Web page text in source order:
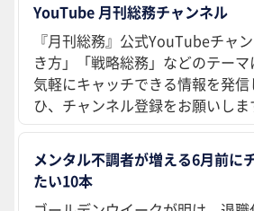
YouTube 月刊総務チャンネル
『月刊総務』公式YouTubeチャ
き方」「戦略総務」などのテー
気軽にキャッチできる情報を発
ひ、チャンネル登録をお願いしま
メンタル不調者が増える6月前に
たい10本